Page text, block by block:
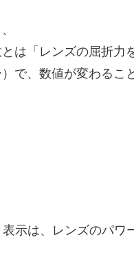
は「レンズの屈折力
で、数値が変わるこ
示は、レンズのパワ